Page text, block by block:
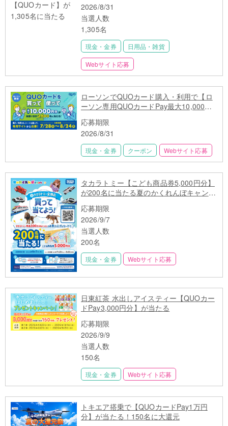
2026/8/31
当選人数
1,305名
現金・金券 日用品・雑貨
Webサイト応募
ローソンでQUOカード購入・利用で【ロ
ーソン専用QUOカードPay最大10,000円
応募期限
2026/8/31
現金・金券 クーポン Webサイト応募
タカラトミー【こども商品券5,000円分】
が200名に当たる夏のかくれんぼキャンペ
応募期限
2026/9/7
当選人数
200名
現金・金券 Webサイト応募
日東紅茶 水出しアイスティー【QUOカー
ドPay3,000円分】が当たる
応募期限
2026/9/9
当選人数
150名
現金・金券 Webサイト応募
トキエア搭乗で【QUOカードPay1万円
分】が当たる！150名に大還元